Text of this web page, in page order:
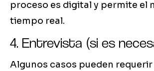
proceso es digital y permite el
tiempo real.
4. Entrevista (si es
Algunos casos pueden requerir